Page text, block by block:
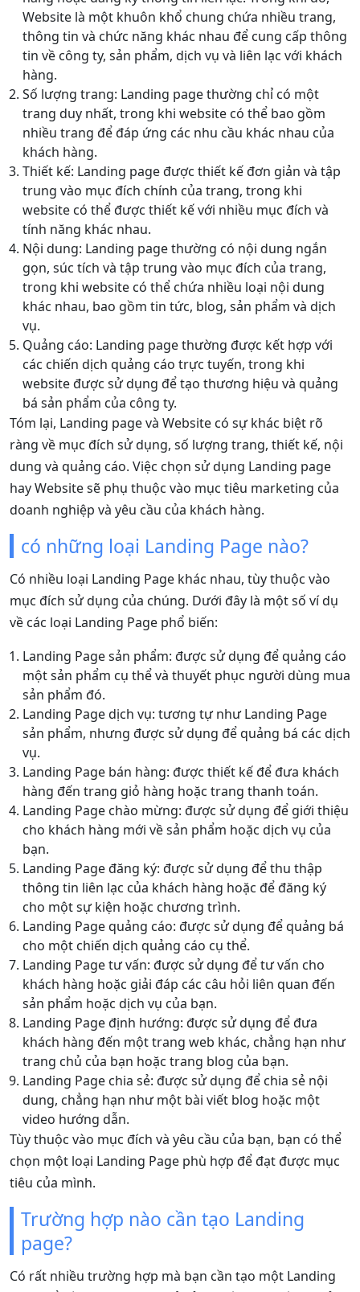
Website là một khuôn khổ chung chứa nhiều trang,
thông tin và chức năng khác nhau để cung cấp thông
tin về công ty, sản phẩm, dịch vụ và liên lạc với khách
hàng.
Số lượng trang: Landing page thường chỉ có một
trang duy nhất, trong khi website có thể bao gồm
nhiều trang để đáp ứng các nhu cầu khác nhau của
khách hàng.
Thiết kế: Landing page được thiết kế đơn giản và tập
trung vào mục đích chính của trang, trong khi
website có thể được thiết kế với nhiều mục đích và
tính năng khác nhau.
Nội dung: Landing page thường có nội dung ngắn
gọn, súc tích và tập trung vào mục đích của trang,
trong khi website có thể chứa nhiều loại nội dung
khác nhau, bao gồm tin tức, blog, sản phẩm và dịch
vụ.
Quảng cáo: Landing page thường được kết hợp với
các chiến dịch quảng cáo trực tuyến, trong khi
website được sử dụng để tạo thương hiệu và quảng
bá sản phẩm của công ty.
Tóm lại, Landing page và Website có sự khác biệt rõ
ràng về mục đích sử dụng, số lượng trang, thiết kế, nội
dung và quảng cáo. Việc chọn sử dụng Landing page
hay Website sẽ phụ thuộc vào mục tiêu marketing của
doanh nghiệp và yêu cầu của khách hàng.
có những loại Landing Page nào?
Có nhiều loại Landing Page khác nhau, tùy thuộc vào
mục đích sử dụng của chúng. Dưới đây là một số ví dụ
về các loại Landing Page phổ biến:
Landing Page sản phẩm: được sử dụng để quảng cáo
một sản phẩm cụ thể và thuyết phục người dùng mua
sản phẩm đó.
Landing Page dịch vụ: tương tự như Landing Page
sản phẩm, nhưng được sử dụng để quảng bá các dịch
vụ.
Landing Page bán hàng: được thiết kế để đưa khách
hàng đến trang giỏ hàng hoặc trang thanh toán.
Landing Page chào mừng: được sử dụng để giới thiệu
cho khách hàng mới về sản phẩm hoặc dịch vụ của
bạn.
Landing Page đăng ký: được sử dụng để thu thập
thông tin liên lạc của khách hàng hoặc để đăng ký
cho một sự kiện hoặc chương trình.
Landing Page quảng cáo: được sử dụng để quảng bá
cho một chiến dịch quảng cáo cụ thể.
Landing Page tư vấn: được sử dụng để tư vấn cho
khách hàng hoặc giải đáp các câu hỏi liên quan đến
sản phẩm hoặc dịch vụ của bạn.
Landing Page định hướng: được sử dụng để đưa
khách hàng đến một trang web khác, chẳng hạn như
trang chủ của bạn hoặc trang blog của bạn.
Landing Page chia sẻ: được sử dụng để chia sẻ nội
dung, chẳng hạn như một bài viết blog hoặc một
video hướng dẫn.
Tùy thuộc vào mục đích và yêu cầu của bạn, bạn có thể
chọn một loại Landing Page phù hợp để đạt được mục
tiêu của mình.
Trường hợp nào cần tạo Landing
page?
Có rất nhiều trường hợp mà bạn cần tạo một Landing